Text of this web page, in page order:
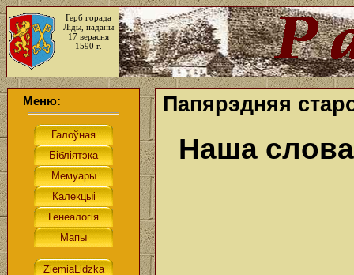
Герб горада
Ліды, наданы
17 верасня
1590 г.
Меню: Папярэдняя
Наша